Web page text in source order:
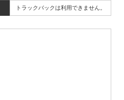
トラックバックは利用できません。